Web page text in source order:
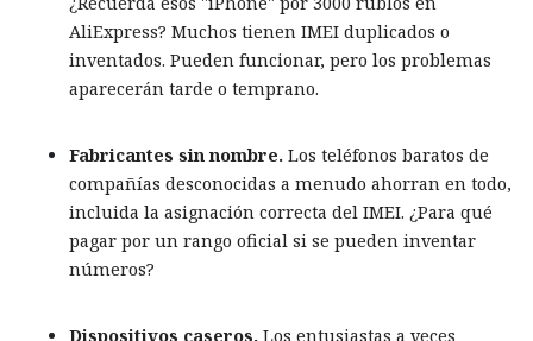
AliExpress? Muchos tienen IMEI duplicados o
inventados. Pueden funcionar, pero los problemas
aparecerán tarde o temprano.
Fabricantes sin nombre. Los teléfonos baratos de
compañías desconocidas a menudo ahorran en todo,
incluida la asignación correcta del IMEI. ¿Para qué
pagar por un rango oficial si se pueden inventar
números?
Dispositivos caseros. Los entusiastas a veces